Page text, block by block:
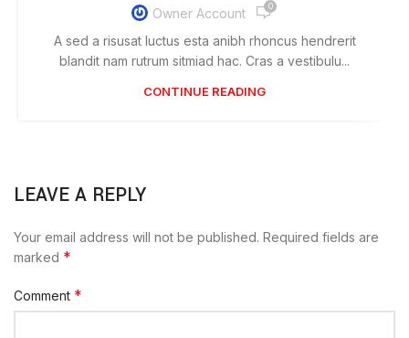
Owner Account 0
A sed a risusat luctus esta anibh rhoncus hendrerit
blandit nam rutrum sitmiad hac. Cras a vestibulu...
CONTINUE READING
LEAVE A REPLY
Your email address will not be published. Required fields are
marked *
Comment *